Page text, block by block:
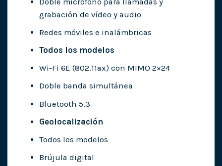
grabación de vídeo y audio
Redes móviles e inalámbricas
Todos los modelos
Wi‑Fi 6E (802.11ax) con MIMO 2×24
Doble banda simultánea
Bluetooth 5.3
Geolocalización
Todos los modelos
Brújula digital